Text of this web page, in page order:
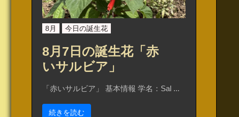
8月 今日の誕生花
8月7日の誕生花「赤
いサルビア」
「赤いサルビア」 基本情報 学名：Sal ...
続きを読む